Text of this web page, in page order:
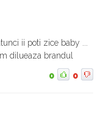
ii poti zice baby ...
dilueaza brandul
0 0